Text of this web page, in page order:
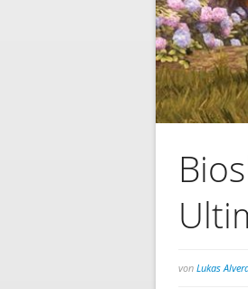
von Lukas